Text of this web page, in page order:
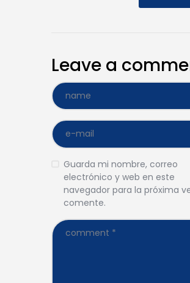
Leave a
Guarda mi nombre, correo
electrónico y web en este
navegador para la próxima
comente.